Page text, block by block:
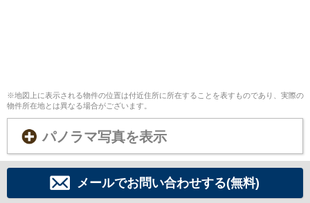
※地図上に表示される物件の位置は付近住所に所在することを表すものであり、実際の
物件所在地とは異なる場合がございます。
パノラマ写真を表示
メールでお問い合わせする(無料)